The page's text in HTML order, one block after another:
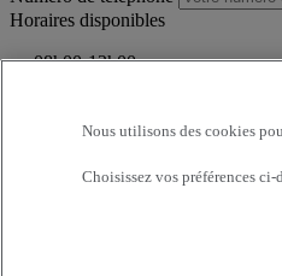
Horaires disponibles
finalité est d'être recontacté suite à
Conformément à la loi française
6 janvier 1978, modifiée par la loi
disposez à tout moment d'un droit
Nous utilisons des cookies
Choisissez vos préférences ci-